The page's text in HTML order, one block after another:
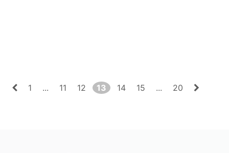
1 ... 11 12 13 14 15 ... 20